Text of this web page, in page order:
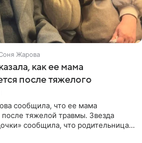
Жарова
как ее мама
после тяжелого
сообщила, что ее мама
после тяжелой травмы. Звезда
сообщила, что родительница